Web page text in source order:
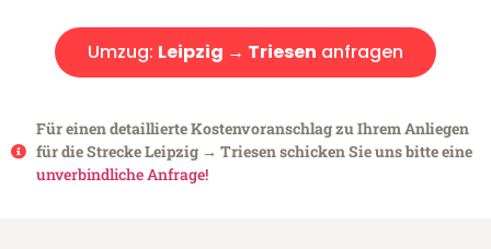
Umzug: Leipzig → Triesen anfragen
Für einen detaillierte Kostenvoranschlag zu Ihrem Anliegen
für die Strecke Leipzig → Triesen schicken Sie uns bitte eine
unverbindliche Anfrage!